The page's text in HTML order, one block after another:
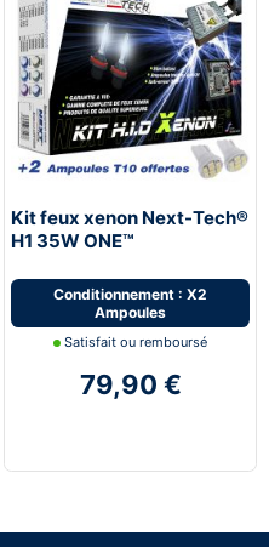
Kit feux xenon Next-Tech®
H1 35W ONE™
Conditionnement : X2
Ampoules
Satisfait ou remboursé
79,90 €